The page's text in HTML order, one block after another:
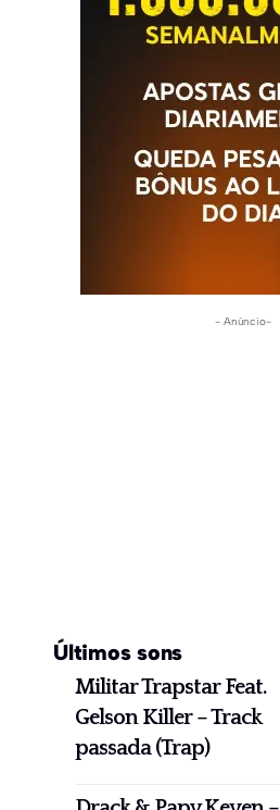
- Anúncio-
Últimos sons
Militar Trapstar Feat.
Gelson Killer – Track
passada (Trap)